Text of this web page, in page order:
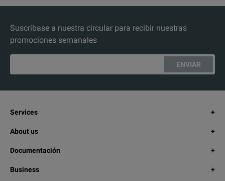
Suscríbase a nuestra circular para recibir nuestras
promociones semanales
ENVIAR
Services
About us
Documentación
Business